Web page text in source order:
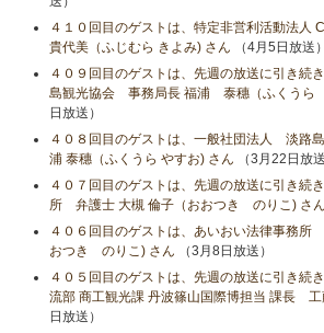
４１０回目のゲストは、特定非営利活動法人
貴代美（ふじむら きよみ) さん （4月5日放送）
４０９回目のゲストは、先週の放送に引き
島観光協会 事務局長 福浦 泰穗（ふくうら
日放送）
４０８回目のゲストは、一般社団法人 淡路
浦 泰穗（ふくうら やすお) さん （3月22日放送
４０７回目のゲストは、先週の放送に引き続
所 弁護士 大槻 倫子（おおつき のりこ) さん
４０６回目のゲストは、あいおい法律事務所
おつき のりこ) さん （3月8日放送）
４０５回目のゲストは、先週の放送に引き
流部 商工観光課 丹波篠山国際博担当 課長
日放送）